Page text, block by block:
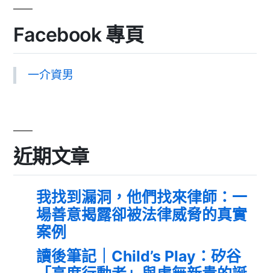
Facebook 專頁
一介資男
近期文章
我找到漏洞，他們找來律師：一
場善意揭露卻被法律威脅的真實
案例
讀後筆記｜Child’s Play：矽谷